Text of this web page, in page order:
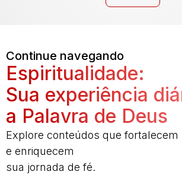
Continue navegando
Espiritualidade:
Sua experiência
a Palavra de Deus
Explore conteúdos que fortalecem
e enriquecem
sua jornada de fé.